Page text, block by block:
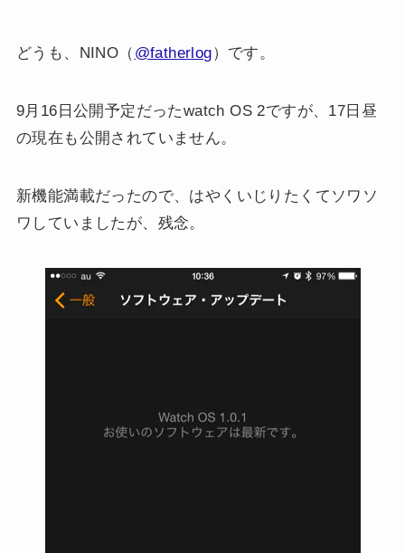
どうも、NINO（ @fatherlog）です。
9月16日公開予定だったwatch OS 2ですが、17日昼
の現在も公開されていません。
新機能満載だったので、はやくいじりたくてソワソ
ワしていましたが、残念。